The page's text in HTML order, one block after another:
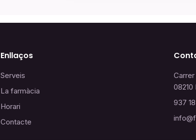
Enllaços
Serveis
La farmàcia
Horari
Contacte
08210
937